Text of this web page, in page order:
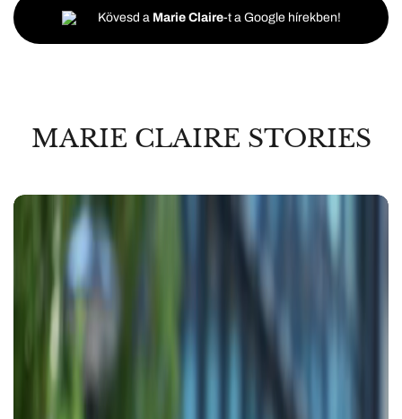
Kövesd a Marie Claire-t a Google hírekben!
MARIE CLAIRE STORIES